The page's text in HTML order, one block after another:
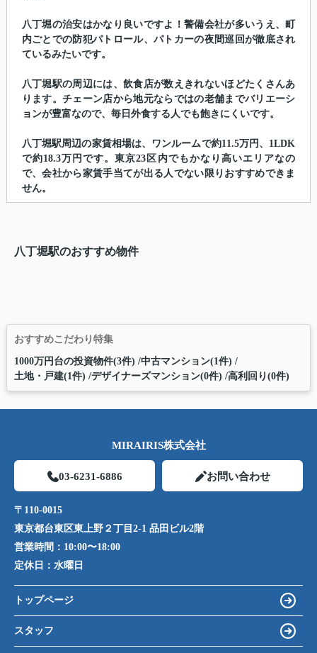
八丁堀の治安はかなり良いですよ！警備会社が多いうえ、町
内ごとでの防犯パトロール、パトカーの夜間巡回が徹底され
ているみたいです。
八丁堀駅の周辺には、飲食店が数えきれないほどたくさんあ
ります。チェーン店から地元ならではの老舗までバリエーシ
ョンが豊富なので、毎日外食する人でも飽きにくいです。
八丁堀駅周辺の家賃相場は、ワンルームで約11.5万円、1LDK
で約18.3万円です。東京23区内でもかなり高いエリアなの
で、会社から家賃手当てが出る人でない限りおすすめできま
せん。
八丁堀駅のおすすめ物件
おすすめこだわり特集
1000万円台の投資物件(3件) 中古マンション(1件)
土地・戸建(1件) デザイナーズマンション(0件) 高利回り(0件)
MIRAIRIS株式会社
03-6231-6886 お問い合わせ
〒110-0015
東京都台東区東上野２丁目2-1 品田ビル2階
営業時間： 10:00〜18:00
定休日： 水曜日
トップページ
スタッフ